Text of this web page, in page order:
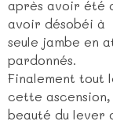
après avoir été
avoir désobéi à
seule jambe en
pardonnés.
Finalement tout
cette ascension,
beauté du lever